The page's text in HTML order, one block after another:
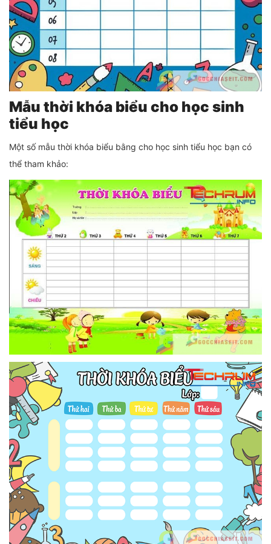
Mẫu thời khóa biểu cho học sinh
tiểu học
Một số mẫu thời khóa biểu bằng cho học sinh tiểu học bạn có
thể tham khảo: